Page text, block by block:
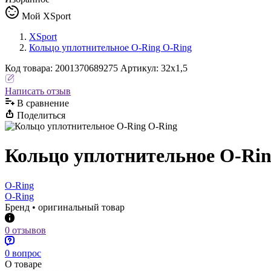
Мой XSport
XSport
Кольцо уплотнительное O-Ring O-Ring
Код товара: 2001370689275 Артикул: 32х1,5
Написать отзыв
В сравнениe
Поделиться
Кольцо уплотнительное O-
O-Ring
O-Ring
Бренд • оригинальный товар
0 отзывов
0 вопрос
О товаре